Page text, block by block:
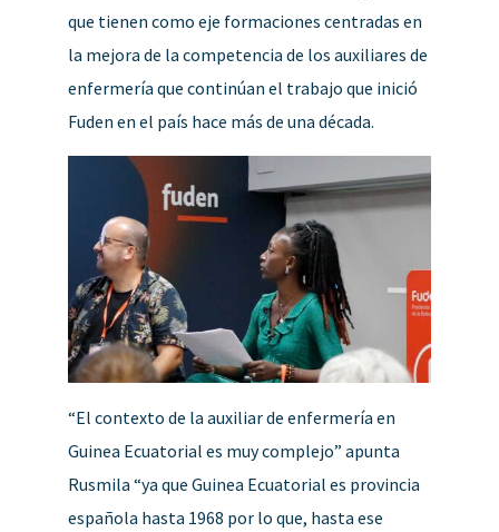
que tienen como eje formaciones centradas en
la mejora de la competencia de los auxiliares de
enfermería que continúan el trabajo que inició
Fuden en el país hace más de una década.
“El contexto de la auxiliar de enfermería en
Guinea Ecuatorial es muy complejo” apunta
Rusmila “ya que Guinea Ecuatorial es provincia
española hasta 1968 por lo que, hasta ese